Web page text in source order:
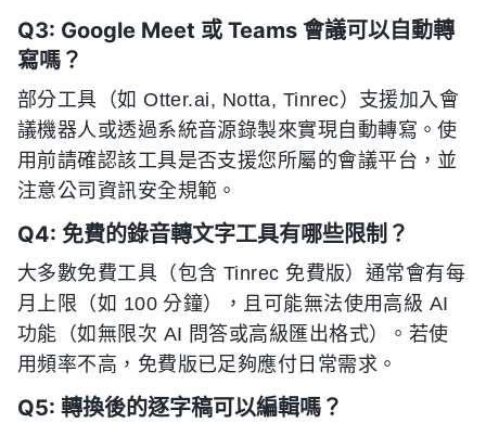
Q3: Google Meet 或 Teams 會議可以自動轉
寫嗎？
部分工具（如 Otter.ai, Notta, Tinrec）支援加入會
議機器人或透過系統音源錄製來實現自動轉寫。使
用前請確認該工具是否支援您所屬的會議平台，並
注意公司資訊安全規範。
Q4: 免費的錄音轉文字工具有哪些限制？
大多數免費工具（包含 Tinrec 免費版）通常會有每
月上限（如 100 分鐘），且可能無法使用高級 AI
功能（如無限次 AI 問答或高級匯出格式）。若使
用頻率不高，免費版已足夠應付日常需求。
Q5: 轉換後的逐字稿可以編輯嗎？